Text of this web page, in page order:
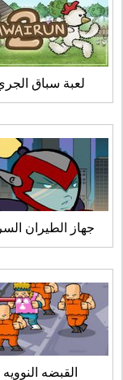
لعبة سباق
جهاز الطيران
القبضه النوويه